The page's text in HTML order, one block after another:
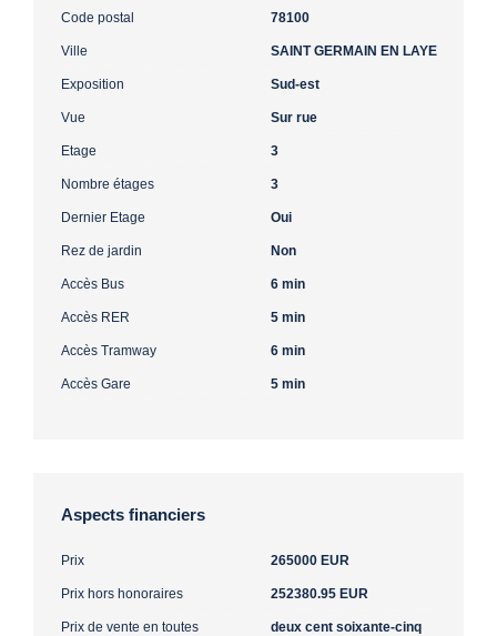
Code postal 78100
Ville SAINT GERMAIN EN LAYE
Exposition Sud-est
Vue Sur rue
Etage 3
Nombre étages 3
Dernier Etage Oui
Rez de jardin Non
Accès Bus 6 min
Accès RER 5 min
Accès Tramway 6 min
Accès Gare 5 min
Aspects financiers
Prix 265000 EUR
Prix hors honoraires 252380.95 EUR
Prix de vente en toutes
deux cent soixante-cinq